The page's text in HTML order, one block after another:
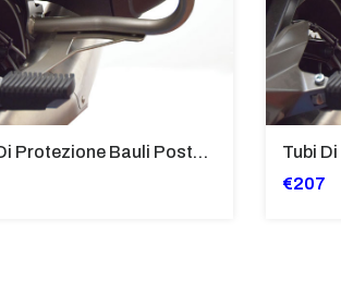
Tubi Di Protezione Bauli Posteriori Per Bmw K 1600 Gt/Gtl (2010>2016) GIALLO - TB8025-K1600GTL
€207